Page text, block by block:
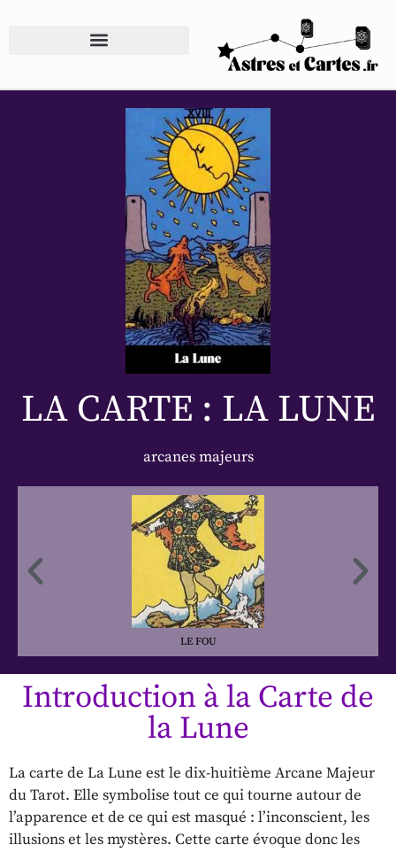
LA CARTE : LA LUNE
arcanes majeurs
LE FOU
Introduction à la Carte de
la Lune
La carte de La Lune est le dix-huitième Arcane Majeur
du Tarot. Elle symbolise tout ce qui tourne autour de
l’apparence et de ce qui est masqué : l’inconscient, les
illusions et les mystères. Cette carte évoque donc les